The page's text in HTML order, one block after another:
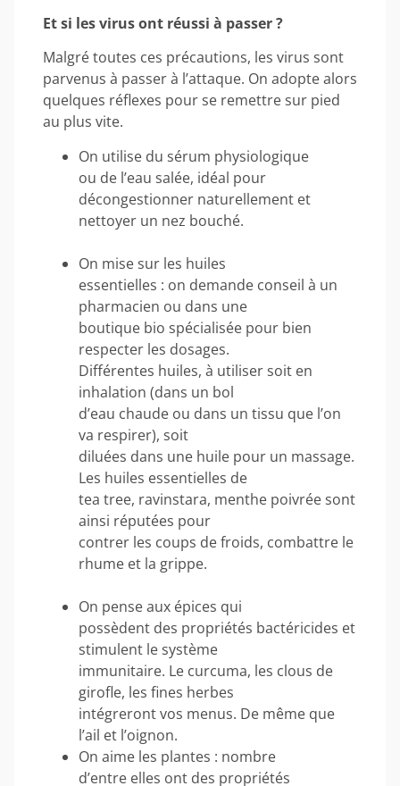
Et si les virus ont réussi à passer ?
Malgré toutes ces précautions, les virus sont
parvenus à passer à l’attaque. On adopte alors
quelques réflexes pour se remettre sur pied
au plus vite.
On utilise du sérum physiologique
ou de l’eau salée, idéal pour
décongestionner naturellement et
nettoyer un nez bouché.
On mise sur les huiles
essentielles : on demande conseil à un
pharmacien ou dans une
boutique bio spécialisée pour bien
respecter les dosages.
Différentes huiles, à utiliser soit en
inhalation (dans un bol
d’eau chaude ou dans un tissu que l’on
va respirer), soit
diluées dans une huile pour un massage.
Les huiles essentielles de
tea tree, ravinstara, menthe poivrée sont
ainsi réputées pour
contrer les coups de froids, combattre le
rhume et la grippe.
On pense aux épices qui
possèdent des propriétés bactéricides et
stimulent le système
immunitaire. Le curcuma, les clous de
girofle, les fines herbes
intégreront vos menus. De même que
l’ail et l’oignon.
On aime les plantes : nombre
d’entre elles ont des propriétés